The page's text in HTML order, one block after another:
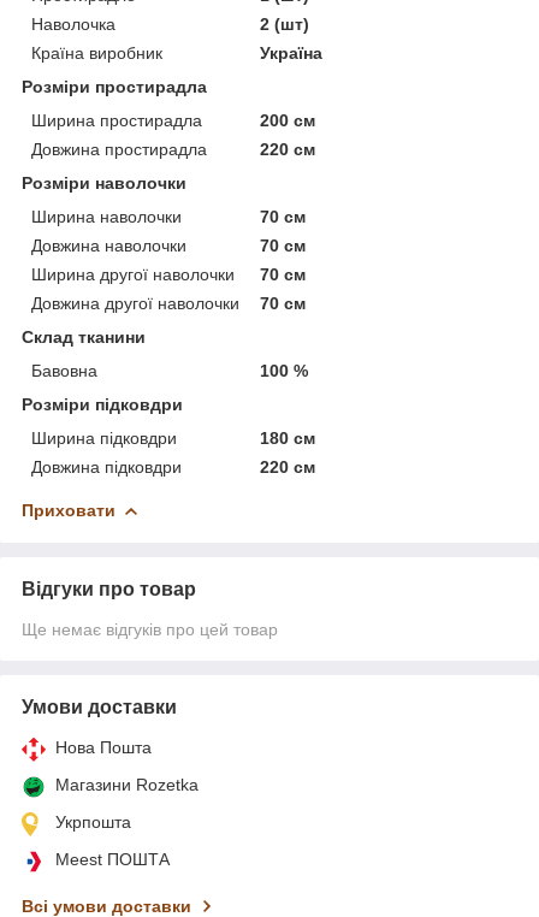
Наволочка
2 (шт)
Країна виробник
Україна
Розміри простирадла
Ширина простирадла
200 см
Довжина простирадла
220 см
Розміри наволочки
Ширина наволочки
70 см
Довжина наволочки
70 см
Ширина другої наволочки
70 см
Довжина другої наволочки
70 см
Склад тканини
Бавовна
100 %
Розміри підковдри
Ширина підковдри
180 см
Довжина підковдри
220 см
Приховати
Відгуки про товар
Ще немає відгуків про цей товар
Умови доставки
Нова Пошта
Магазини Rozetka
Укрпошта
Meest ПОШТА
Всі умови доставки